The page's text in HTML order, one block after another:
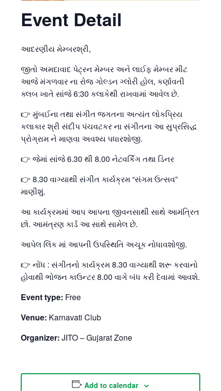
Event Detail
આદરણીય મેમ્બરશ્રી,
જીતો અમદાવાદ પેટ્રન મેમ્બર અને લાઈફ મેમ્બર મીટ
આજે મંગળવાર ના રોજ ગોલ્ડન ગ્લોરી હોલ, કર્ણાવતી
ક્લબ ખાતે સાંજે 6:30 કલાકેથી રાખવામાં આવેલ છે.
👉 મુંબઈના તથા સંગીત જગતના અત્યંત લોકપ્રિય
કલાકાર શ્રી સંદીપ પંચવટકર ના સંગીતના આ સુપ્રસિદ્ધ
પ્રોગ્રામ ને માણવા અવશ્ય પધારશોજી.
👉 જેમાં સાંજે 6.30 થી 8.00 નેટવર્કિંગ તથા ડિનર
👉 8.30 વાગ્યાથી સંગીત કાર્યક્રમ “સંગમ ઉત્સવ”
માણીશું.
આ કાર્યક્રમમાં આપ આપના જીવનસાથી સાથે આમંત્રિત
છો. આમંત્રણ કાર્ડ આ સાથે સામેલ છે.
આપેલ લિંક માં આપની ઉપસ્થિતિ અચૂક નોધાવશોજી.
👉 નોંધ : સંગીતનો કાર્યક્રમ 8.30 વાગ્યાથી શરૂ કરવાનો
હોવાથી ભોજન કાઉન્ટર 8.00 વાગે બંધ કરી દેવામાં આવશે.
Event type: Free
Venue: Karnavati Club
Organizer: JITO – Gujarat Zone
Add to calendar